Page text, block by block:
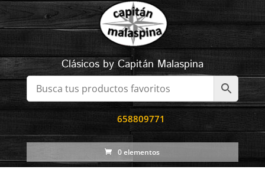
Clásicos by Capitán Malaspina
658809771
0 elementos